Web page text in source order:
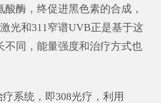
酶，终促进黑色素的合成，
光和311窄谱UVB正是基于这
不同，能量强度和治疗方式也
系统，即308光疗，利用